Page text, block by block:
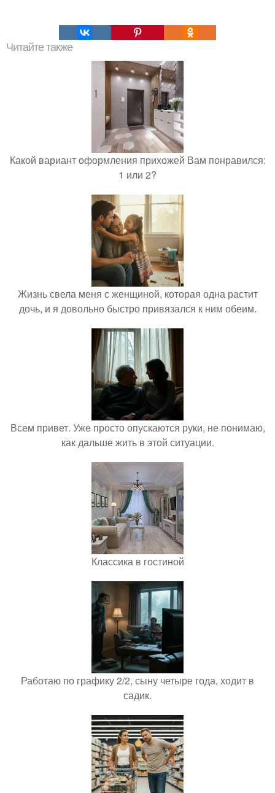
Читайте также
Какой вариант оформления прихожей Вам понравился:
1 или 2?
Жизнь свела меня с женщиной, которая одна растит
дочь, и я довольно быстро привязался к ним обеим.
Всем привет. Уже просто опускаются руки, не понимаю,
как дальше жить в этой ситуации.
Классика в гостиной
Работаю по графику 2/2, сыну четыре года, ходит в
садик.